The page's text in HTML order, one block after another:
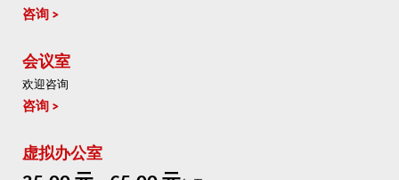
咨询
会议室
欢迎咨询
咨询
虚拟办公室